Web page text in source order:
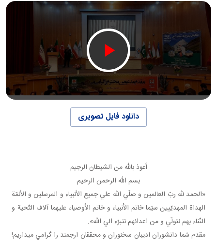
دانلود فایل تصویری
أعوذ بالله من الشيطان الرجيم
بسم الله الرحمن الرحيم
«الحمد لله ربّ العالمين و صلّي الله علي جميع الأنبياء و المرسلين و الأئمّة
الهداة المهديّيين سيّما خاتم الأنبياء و خاتم الأوصياء عليهما آلاف التّحية و
الثّناء بهم نتولّي و من اعدائهم نتبرّء الي الله».
مقدم شما دانشوران اديبان سخنوران و محققان ارجمند را گرامي مي داريم!